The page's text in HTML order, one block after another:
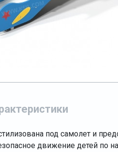
под самолет и
движение детей по